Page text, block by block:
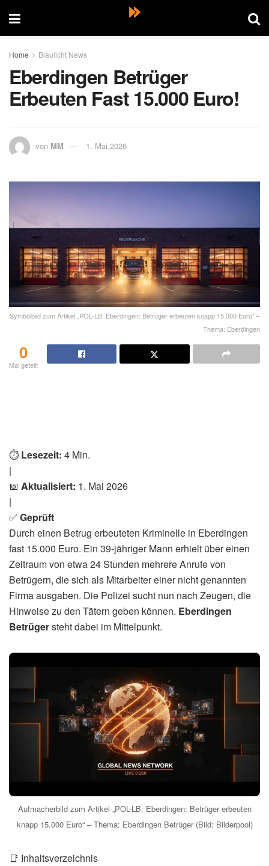
Home Blaulicht News
Eberdingen Betrüger
Erbeuten Fast 15.000 Euro!
von MM 1. Mai 2026
Symbolbild zum Artikel „POL-LB: Eberdingen: Betrüger erbeuten knapp 15.000 Euro" –
Thema: Eberdingen
0
Mal geteilt
⏱️ Lesezeit: 4 Min.
|
📅 Aktualisiert: 1. Mai 2026
|
✅ Geprüft
Durch einen Betrug erbeuteten Kriminelle in Eberdingen
fast 15.000 Euro. Ein 39-jähriger Mann erhielt über einen
Zeitraum von etwa 24 Stunden mehrere Anrufe von
Betrügern, die sich als Mitarbeiter einer nicht genannten
Firma ausgaben. Die Polizei sucht nun nach Zeugen, die
Hinweise zu den Tätern geben können. Eberdingen
Betrügersteht dabei im Mittelpunkt.
Aufmacherbild zum Artikel „POL-LB: Eberdingen: Betrüger erbeuten
knapp 15.000 Euro“ – Thema: Eberdingen Betrüger (Bild: Bilderpool)
📑 Inhaltsverzeichnis